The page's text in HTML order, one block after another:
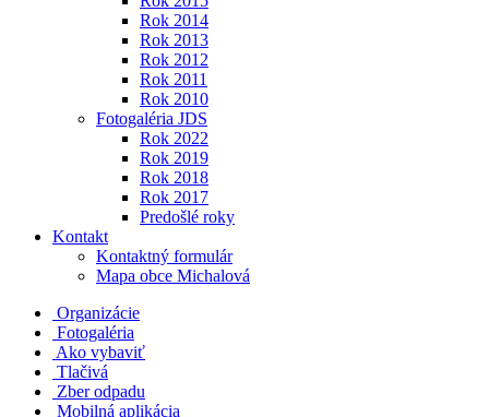
Rok 2014
Rok 2013
Rok 2012
Rok 2011
Rok 2010
Fotogaléria JDS
Rok 2022
Rok 2019
Rok 2018
Rok 2017
Predošlé roky
Kontakt
Kontaktný formulár
Mapa obce Michalová
Organizácie
Fotogaléria
Ako vybaviť
Tlačivá
Zber odpadu
Mobilná aplikácia